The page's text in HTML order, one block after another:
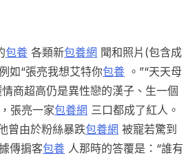
包養 各類新包養網 聞和照片(包含成
如“張亮我想艾特你包養 。”“天天母
商超高仍是異性戀的漢子、生一個
，張亮一家包養網 三口都成了紅人。
曾由於粉絲暴跌包養網 被寵若驚到
傳掮客包養 人那時的答覆是：“誰有